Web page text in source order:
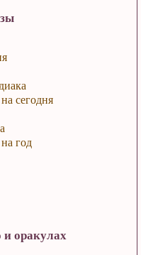
сегодня
год
оракулах